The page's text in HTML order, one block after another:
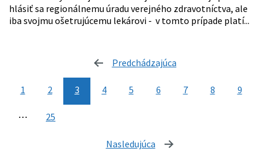
hlásiť sa regionálnemu úradu verejného zdravotníctva, ale
iba svojmu ošetrujúcemu lekárovi - v tomto prípade platí...
Predchádzajúca
1 2 3 4 5 6 7 8 9
⋯ 25
Nasledujúca stránka